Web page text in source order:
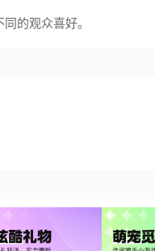
的观众喜好。